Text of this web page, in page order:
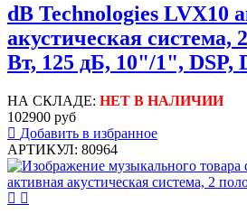
dB Technologies LVX10
акустическая система,
Вт, 125 дБ, 10"/1", DSP,
НА СКЛАДЕ: НЕТ В НАЛИЧИИ
102900 руб
Добавить в избранное
АРТИКУЛ: 80964